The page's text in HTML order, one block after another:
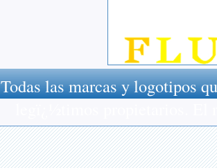
Todas las marcas y logotipos